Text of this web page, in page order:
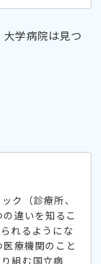
学病院は見つ
ク（診療所、
違いを知るこ
れるようにな
療機関のこと
組む国立病